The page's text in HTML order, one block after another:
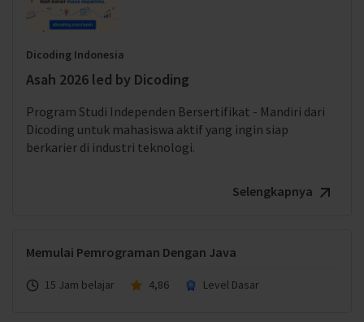
Dicoding Indonesia
Asah 2026 led by Dicoding
Program Studi Independen Bersertifikat - Mandiri dari
Dicoding untuk mahasiswa aktif yang ingin siap
berkarier di industri teknologi.
Selengkapnya
Memulai Pemrograman Dengan Java
15 Jam belajar 4,86 Level Dasar